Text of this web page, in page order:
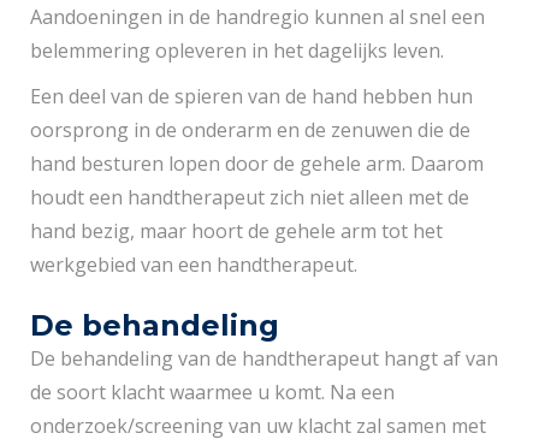
Aandoeningen in de handregio kunnen al snel een
belemmering opleveren in het dagelijks leven.
Een deel van de spieren van de hand hebben hun
oorsprong in de onderarm en de zenuwen die de
hand besturen lopen door de gehele arm. Daarom
houdt een handtherapeut zich niet alleen met de
hand bezig, maar hoort de gehele arm tot het
werkgebied van een handtherapeut.
De behandeling
De behandeling van de handtherapeut hangt af van
de soort klacht waarmee u komt. Na een
onderzoek/screening van uw klacht zal samen met